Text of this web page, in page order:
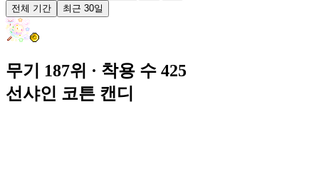
전체 기간 최근 30일
무기 187위 · 착용 수 425
선샤인 코튼 캔디